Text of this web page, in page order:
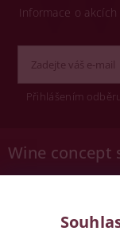
Informace o
Přihlášením
Wine concept